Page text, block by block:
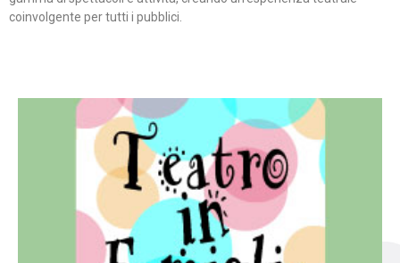
coinvolgente per tutti i pubblici.
Teatro In Famiglia è una rassegna di teatro concepita
per far condividere e godere del teatro all’intera
famiglia.
Continua